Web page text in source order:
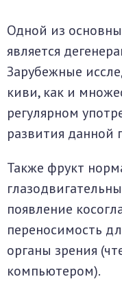
Одной из
является
Зарубежные
киви, как и
регулярном
развития данной
Также фрукт
появление
переносимость
органы зрения
компьютером).